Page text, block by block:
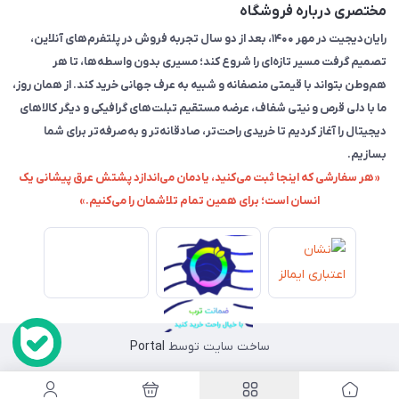
مختصری درباره فروشگاه
رایان‌دیجیت در مهر ۱۴۰۰، بعد از دو سال تجربه فروش در پلتفرم‌های آنلاین،
تصمیم گرفت مسیر تازه‌ای را شروع کند؛ مسیری بدون واسطه‌ها، تا هر
هم‌وطن بتواند با قیمتی منصفانه و شبیه به عرف جهانی خرید کند. از همان روز،
ما با دلی قرص و نیتی شفاف، عرضه مستقیم تبلت‌های گرافیکی و دیگر کالاهای
دیجیتال را آغاز کردیم تا خریدی راحت‌تر، صادقانه‌تر و به‌صرفه‌تر برای شما
بسازیم.
«هر سفارشی که اینجا ثبت می‌کنید، یادمان می‌اندازد پشتش عرق پیشانی یک
انسان است؛ برای همین تمام تلاشمان را می‌کنیم.»
ساخت سایت توسط Portal